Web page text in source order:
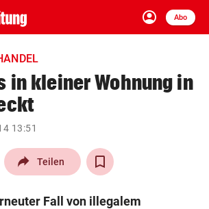
account_circle
Anmelden
Abo
close Schließen
arrow_right
in kleiner Wohnung in
13:51
Teilen
Fall von illegalem